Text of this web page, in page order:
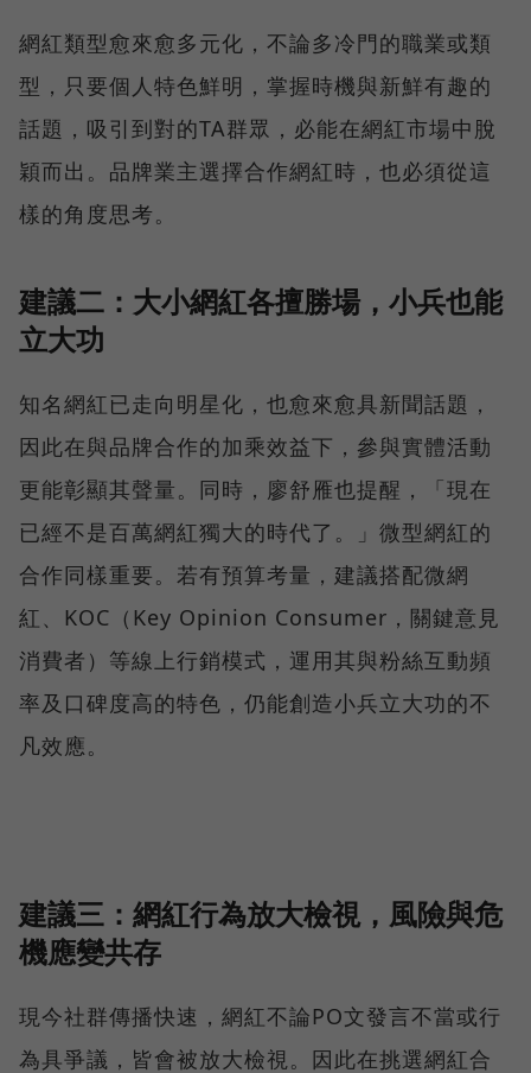
網紅類型愈來愈多元化，不論多冷門的職業或類
型，只要個人特色鮮明，掌握時機與新鮮有趣的
話題，吸引到對的TA群眾，必能在網紅市場中脫
穎而出。品牌業主選擇合作網紅時，也必須從這
樣的角度思考。
建議二：大小網紅各擅勝場，小兵也能
立大功
知名網紅已走向明星化，也愈來愈具新聞話題，
因此在與品牌合作的加乘效益下，參與實體活動
更能彰顯其聲量。同時，廖舒雁也提醒，「現在
已經不是百萬網紅獨大的時代了。」微型網紅的
合作同樣重要。若有預算考量，建議搭配微網
紅、KOC（Key Opinion Consumer，關鍵意見
消費者）等線上行銷模式，運用其與粉絲互動頻
率及口碑度高的特色，仍能創造小兵立大功的不
凡效應。
建議三：網紅行為放大檢視，風險與危
機應變共存
現今社群傳播快速，網紅不論PO文發言不當或行
為具爭議，皆會被放大檢視。因此在挑選網紅合